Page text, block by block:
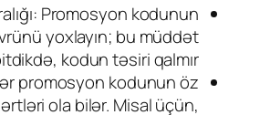
Promosyon kodunun
yoxlayın; bu müddət
kodun təsiri qalmır.
promosyon kodunun öz
ola bilər. Misal üçün,